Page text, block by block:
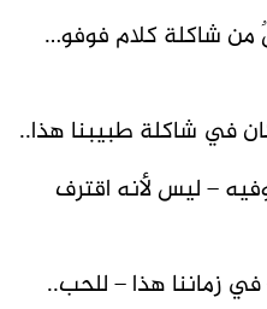
شاكلة كلام فوفو…
في شاكلة طبيبنا هذا..
– ليس لأنه اقترف
زماننا هذا – للحب..